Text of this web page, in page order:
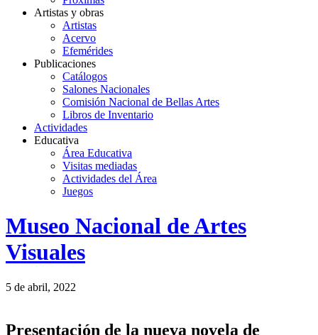
Artistas y obras
Artistas
Acervo
Efemérides
Publicaciones
Catálogos
Salones Nacionales
Comisión Nacional de Bellas Artes
Libros de Inventario
Actividades
Educativa
Área Educativa
Visitas mediadas
Actividades del Área
Juegos
Logo
MNAV
Museo Nacional de Artes
Visuales
5 de abril, 2022
Presentación de la nueva novela de